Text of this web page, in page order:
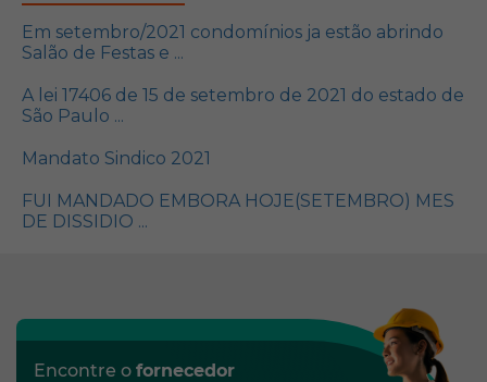
Em setembro/2021 condomínios ja estão abrindo
Salão de Festas e ...
A lei 17406 de 15 de setembro de 2021 do estado de
São Paulo ...
Mandato Sindico 2021
FUI MANDADO EMBORA HOJE(SETEMBRO) MES
DE DISSIDIO ...
Encontre o fornecedor